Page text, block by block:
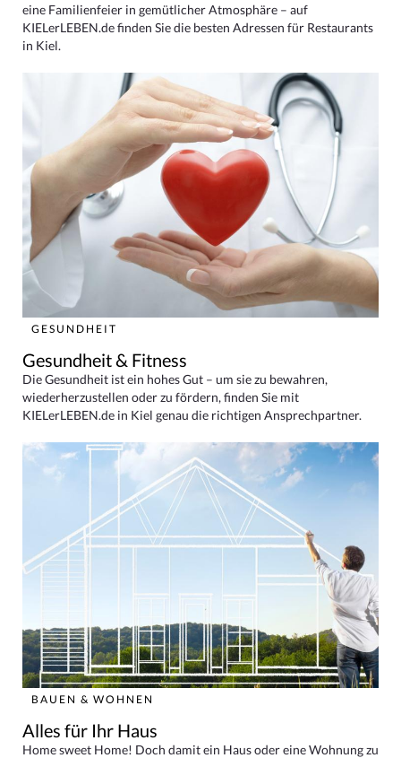
eine Familienfeier in gemütlicher Atmosphäre – auf
KIELerLEBEN.de finden Sie die besten Adressen für Restaurants
in Kiel.
GESUNDHEIT
Gesundheit & Fitness
Die Gesundheit ist ein hohes Gut – um sie zu bewahren,
wiederherzustellen oder zu fördern, finden Sie mit
KIELerLEBEN.de in Kiel genau die richtigen Ansprechpartner.
BAUEN & WOHNEN
Alles für Ihr Haus
Home sweet Home! Doch damit ein Haus oder eine Wohnung zu